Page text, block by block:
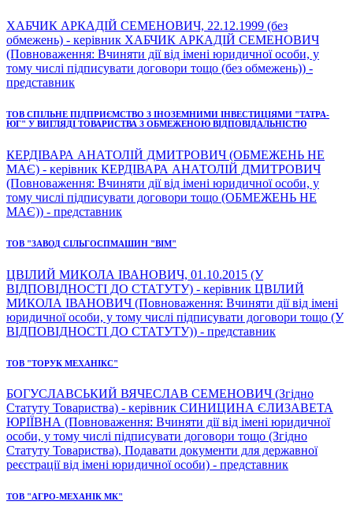
ХАБЧИК АРКАДІЙ СЕМЕНОВИЧ, 22.12.1999 (без
обмежень) - керівник ХАБЧИК АРКАДІЙ СЕМЕНОВИЧ
(Повноваження: Вчиняти дії від імені юридичної особи, у
тому числі підписувати договори тощо (без обмежень)) -
представник
ТОВ СПІЛЬНЕ ПІДПРИЄМСТВО З ІНОЗЕМНИМИ ІНВЕСТИЦІЯМИ "ТАТРА-
ЮГ" У ВИГЛЯДІ ТОВАРИСТВА З ОБМЕЖЕНОЮ ВІДПОВІДАЛЬНІСТЮ
КЕРДІВАРА АНАТОЛІЙ ДМИТРОВИЧ (ОБМЕЖЕНЬ НЕ
МАЄ) - керівник КЕРДІВАРА АНАТОЛІЙ ДМИТРОВИЧ
(Повноваження: Вчиняти дії від імені юридичної особи, у
тому числі підписувати договори тощо (ОБМЕЖЕНЬ НЕ
МАЄ)) - представник
ТОВ "ЗАВОД СІЛЬГОСПМАШИН "ВІМ"
ЦВІЛИЙ МИКОЛА ІВАНОВИЧ, 01.10.2015 (У
ВІДПОВІДНОСТІ ДО СТАТУТУ) - керівник ЦВІЛИЙ
МИКОЛА ІВАНОВИЧ (Повноваження: Вчиняти дії від імені
юридичної особи, у тому числі підписувати договори тощо (У
ВІДПОВІДНОСТІ ДО СТАТУТУ)) - представник
ТОВ "ТОРУК МЕХАНІКС"
БОГУСЛАВСЬКИЙ ВЯЧЕСЛАВ СЕМЕНОВИЧ (Згідно
Статуту Товариства) - керівник СИНИЦИНА ЄЛИЗАВЕТА
ЮРІЇВНА (Повноваження: Вчиняти дії від імені юридичної
особи, у тому числі підписувати договори тощо (Згідно
Статуту Товариства), Подавати документи для державної
реєстрації від імені юридичної особи) - представник
ТОВ "АГРО-МЕХАНІК МК"